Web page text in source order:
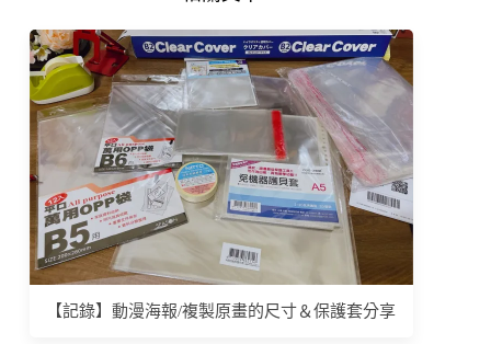
【記錄】動漫海報/複製原畫的尺寸＆保護套分享